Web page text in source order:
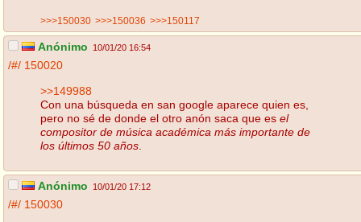
>>>150030 >>>150036 >>>150117
Anónimo 10/01/20 16:54
/#/ 150020
>>149988
Con una búsqueda en san google aparece quien es,
pero no sé de donde el otro anón saca que es el
compositor de música académica más importante de
los últimos 50 años
Anónimo 10/01/20 17:12
/#/ 150030